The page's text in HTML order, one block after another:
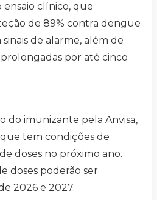
ensaio clínico, que
de 89% contra dengue
de alarme, além de
por até cinco
do imunizante pela Anvisa,
tem condições de
doses no próximo ano.
doses poderão ser
2026 e 2027.